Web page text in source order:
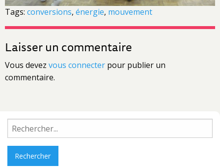
Tags: conversions, énergie, mouvement
Laisser un commentaire
Vous devez vous connecter pour publier un
commentaire.
Rechercher :